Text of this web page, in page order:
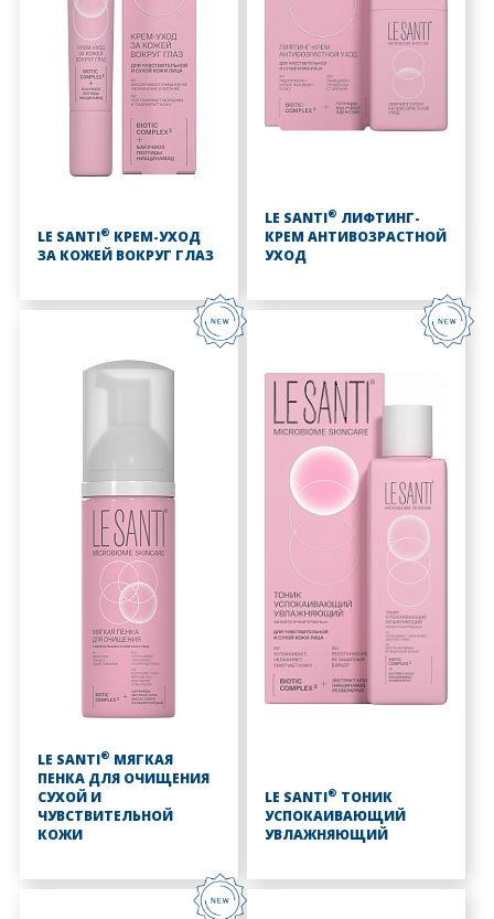
LE SANTI® КРЕМ-УХОД
ЗА КОЖЕЙ ВОКРУГ ГЛАЗ
LE SANTI® ЛИФТИНГ-
КРЕМ АНТИВОЗРАСТНОЙ
УХОД
LE SANTI® МЯГКАЯ
ПЕНКА ДЛЯ ОЧИЩЕНИЯ
СУХОЙ И
ЧУВСТВИТЕЛЬНОЙ
КОЖИ
LE SANTI® ТОНИК
УСПОКАИВАЮЩИЙ
УВЛАЖНЯЮЩИЙ